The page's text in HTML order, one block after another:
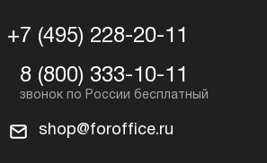
+7 (495) 228-20-11
8 (800) 333-10-11
shop@foroffice.ru